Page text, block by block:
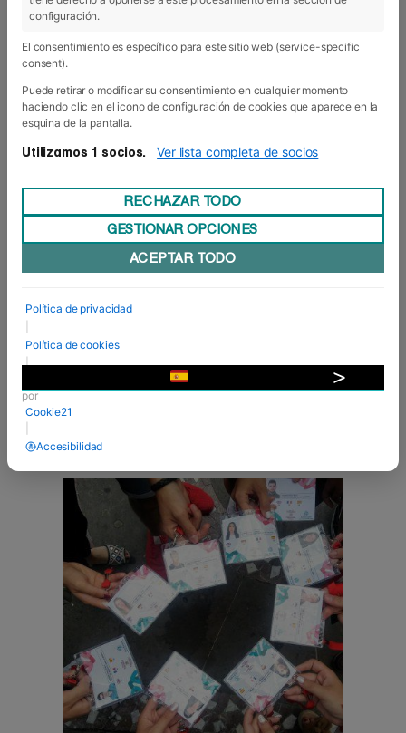
DFE julio: entérate de lo último antes
de vacaciones
Europeo (DFE julio) antes de vacaciones! ¡En
contamos la campaña "No es solo un pañuelo/Ez
da zapi bat soilik”, de Turismo de Gobierno de
Navarra y Ayuntamiento de Pamplona en la que
configuración.
El consentimiento es específico para este sitio web (service-specific
consent).
Puede retirar o modificar su consentimiento en cualquier momento
haciendo clic en el icono de configuración de cookies que aparece en la
esquina de la pantalla.
Utilizamos 1 socios. Ver lista completa de socios
RECHAZAR TODO
GESTIONAR OPCIONES
ACEPTAR TODO
Política de privacidad
Política de cookies
|
por
Cookie21
Accesibilidad